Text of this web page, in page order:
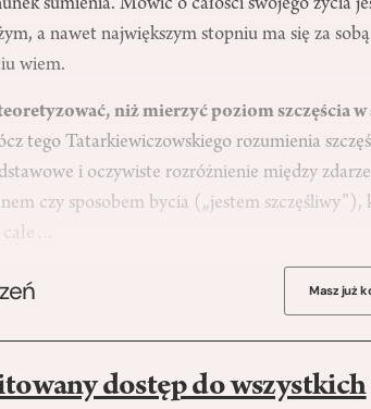
sumienia. Mówić o całości swojego życia
a nawet największym stopniu ma się za
wiem.
niż mierzyć poziom szczęścia
tego Tatarkiewiczowskiego rozumienia
i oczywiste rozróżnienie między
czy sposobem bycia („jestem szczęśliwy”),
Masz już
dostęp do wszystkich